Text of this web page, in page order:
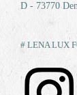
D - 73770
# LENA LUX